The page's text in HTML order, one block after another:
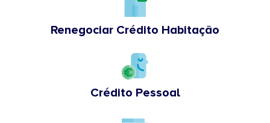
Renegociar Crédito Habitação
Crédito Pessoal